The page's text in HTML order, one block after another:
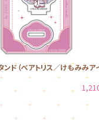
ンド（ベアトリス／けもみみア